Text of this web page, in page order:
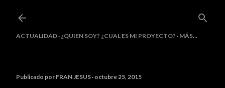
ACTUALIDAD ¿QUIEN SOY? ¿CUAL ES MI PROYECTO? MÁS…
Publicado por FRAN JESUS octubre 25, 2015